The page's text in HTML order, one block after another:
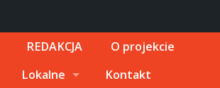
REDAKCJA
O projekcie
Lokalne
Kontakt